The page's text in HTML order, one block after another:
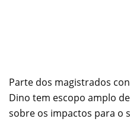
Parte dos magistrados
Dino tem escopo amplo
sobre os impactos para o